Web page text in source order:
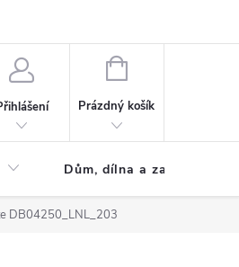
NÁKUPNÍ
Prázdný košík
Dům, dílna a zahrada
DB04250_LNL_203